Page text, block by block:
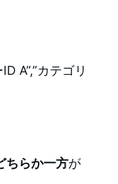
A”,”カテゴリ
ちらか一方が